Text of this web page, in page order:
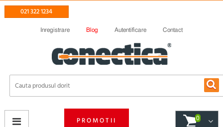
021 322 1234
Inregistrare Blog Autentificare Contact
PROMOTII 0